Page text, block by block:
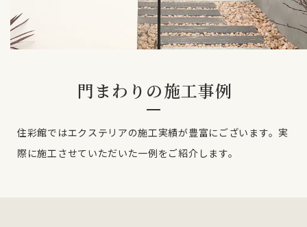
門まわりの施工事例
住彩館ではエクステリアの施工実績が豊富にございます。実
際に施工させていただいた一例をご紹介します。